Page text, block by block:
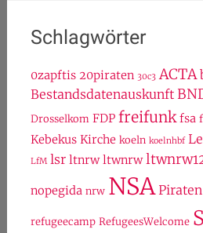
Schlagwörter
0zapftis 20piraten 30c3 ACTA
Bestandsdatenauskunft
Drosselkom FDP freifunk fsa
Kebekus Kirche koeln koelnhbf
LfM lsr ltnrw ltwnrw
nopegida nrw NSA Piraten
refugeecamp RefugeesWelcome